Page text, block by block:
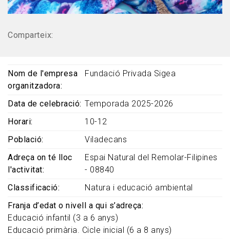
Comparteix:
Nom de l'empresa
organitzadora
Fundació Privada Sigea
Data de celebració Temporada 2025-2026
Horari
10-12
Població
Viladecans
Adreça on té lloc
l'activitat
Espai Natural del Remolar-Filipines
- 08840
Classificació
Natura i educació ambiental
Franja d’edat o nivell a qui s’adreça
Educació infantil (3 a 6 anys)
Educació primària. Cicle inicial (6 a 8 anys)